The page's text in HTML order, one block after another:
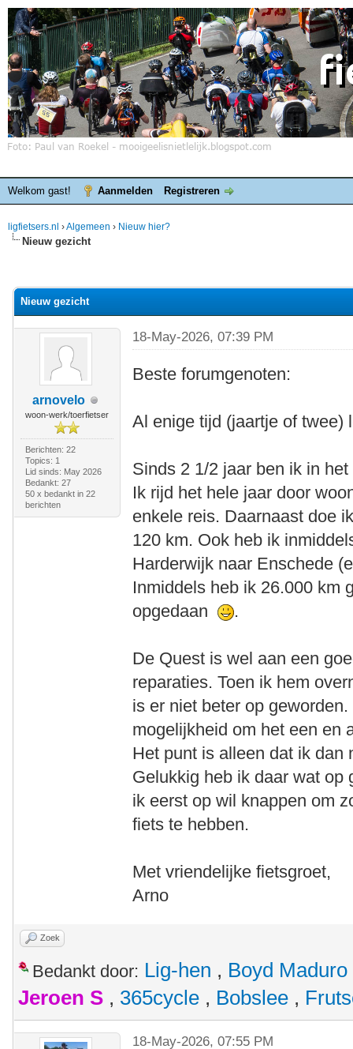
Welkom gast! Aanmelden Registreren
ligfietsers.nl ›Algemeen › Nieuw hier?
Nieuw gezicht
Nieuw gezicht
arnovelo
woon-werk/toerfietser
Berichten: 22
Topics: 1
Lid sinds: May 2026
Bedankt: 27
50 x bedankt in 22
berichten
18-May-2026, 07:39 PM
Beste forumgenoten:
Al enige tijd (jaartje of twee)
Sinds 2 1/2 jaar ben ik in
Ik rijd het hele jaar door
enkele reis. Daarnaast doe
120 km. Ook heb ik
Harderwijk naar Enschede
Inmiddels heb ik 26.000 km
opgedaan
.
De Quest is wel aan een
reparaties. Toen ik hem
is er niet beter op
mogelijkheid om het een en
Het punt is alleen dat ik
Gelukkig heb ik daar wat op
ik eerst op wil knappen om
fiets te hebben.
Met vriendelijke fietsgroet,
Arno
Zoek
Bedankt door: Lig-hen , Boyd Maduro
Jeroen S , 365cycle , Bobslee ,
18-May-2026, 07:55 PM